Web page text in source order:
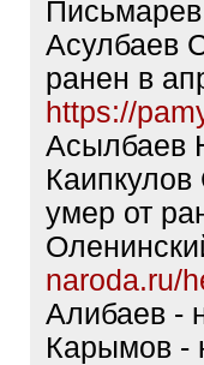
Асулбаев
ранен в
https://
Асылбаев
умер от
naroda.ru/
Алибаев -
Карымов -